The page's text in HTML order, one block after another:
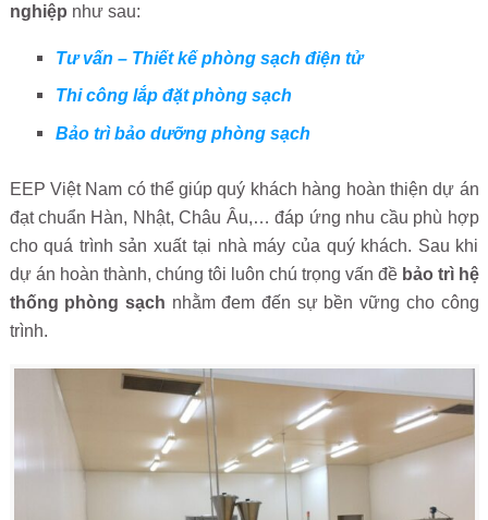
nghiệp như sau:
Tư vấn – Thiết kế phòng sạch điện tử
Thi công lắp đặt phòng sạch
Bảo trì bảo dưỡng phòng sạch
EEP Việt Nam có thể giúp quý khách hàng hoàn thiện dự án
đạt chuẩn Hàn, Nhật, Châu Âu,… đáp ứng nhu cầu phù hợp
cho quá trình sản xuất tại nhà máy của quý khách. Sau khi
dự án hoàn thành, chúng tôi luôn chú trọng vấn đề bảo trì hệ
thống phòng sạch nhằm đem đến sự bền vững cho công
trình.